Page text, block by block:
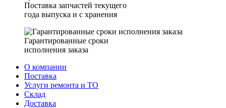
Поставка запчастей текущего
года выпуска и с хранения
Гарантированные сроки
исполнения заказа
О компании
Поставка
Услуги ремонта и ТО
Склад
Доставка